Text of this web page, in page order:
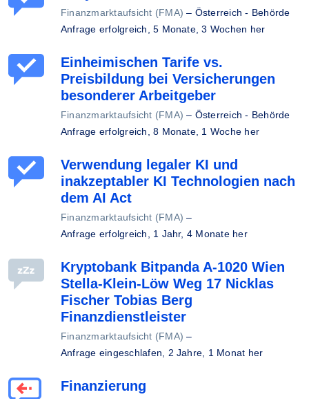
Finanzmarktaufsicht (FMA) – Österreich - Behörde
Anfrage erfolgreich,5 Monate, 3 Wochen her
Einheimischen Tarife vs.
Preisbildung bei Versicherungen
besonderer Arbeitgeber
Finanzmarktaufsicht (FMA) – Österreich - Behörde
Anfrage erfolgreich,8 Monate, 1 Woche her
Verwendung legaler KI und
inakzeptabler KI Technologien nach
dem AI Act
Finanzmarktaufsicht (FMA) –
Anfrage erfolgreich, 1 Jahr, 4 Monate her
Kryptobank Bitpanda A-1020 Wien
Stella-Klein-Löw Weg 17 Nicklas
Fischer Tobias Berg
Finanzdienstleister
Finanzmarktaufsicht (FMA) –
Anfrage eingeschlafen, 2 Jahre, 1 Monat her
Finanzierung